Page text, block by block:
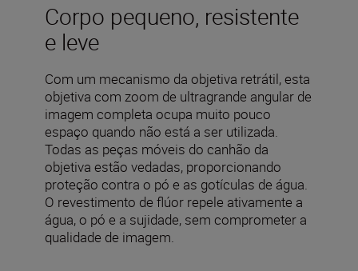
Corpo pequeno, resistente
e leve
Com um mecanismo da objetiva retrátil, esta
objetiva com zoom de ultragrande angular de
imagem completa ocupa muito pouco
espaço quando não está a ser utilizada.
Todas as peças móveis do canhão da
objetiva estão vedadas, proporcionando
proteção contra o pó e as gotículas de água.
O revestimento de flúor repele ativamente a
água, o pó e a sujidade, sem comprometer a
qualidade de imagem.